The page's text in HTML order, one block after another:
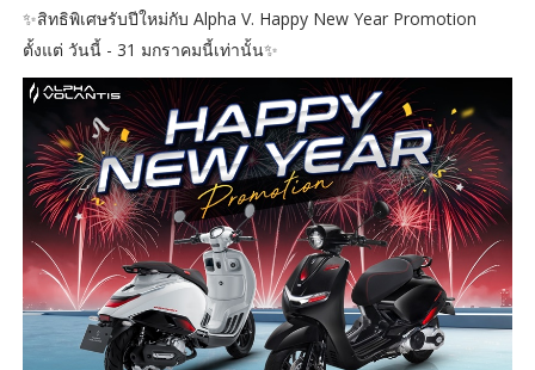
✨สิทธิพิเศษรับปีใหม่กับ Alpha V. Happy New Year Promotion
ตั้งแต่ วันนี้ - 31 มกราคมนี้เท่านั้น✨